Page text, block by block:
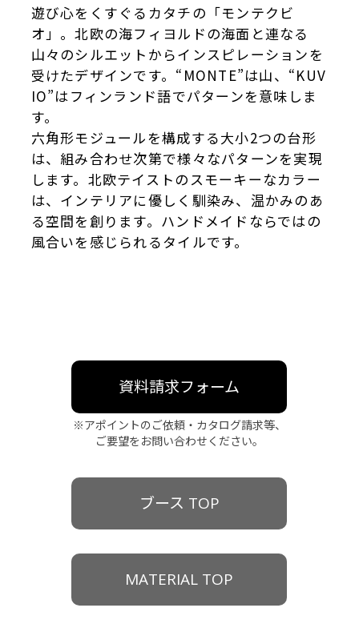
遊び心をくすぐるカタチの「モンテクビ
オ」。北欧の海フィヨルドの海面と連なる
山々のシルエットからインスピレーションを
受けたデザインです。“MONTE”は山、“KUV
IO”はフィンランド語でパターンを意味しま
す。
六角形モジュールを構成する大小2つの台形
は、組み合わせ次第で様々なパターンを実現
します。北欧テイストのスモーキーなカラー
は、インテリアに優しく馴染み、温かみのあ
る空間を創ります。ハンドメイドならではの
風合いを感じられるタイルです。
資料請求フォーム
※アポイントのご依頼・カタログ請求等、
ご要望をお問い合わせください。
ブース TOP
MATERIAL TOP